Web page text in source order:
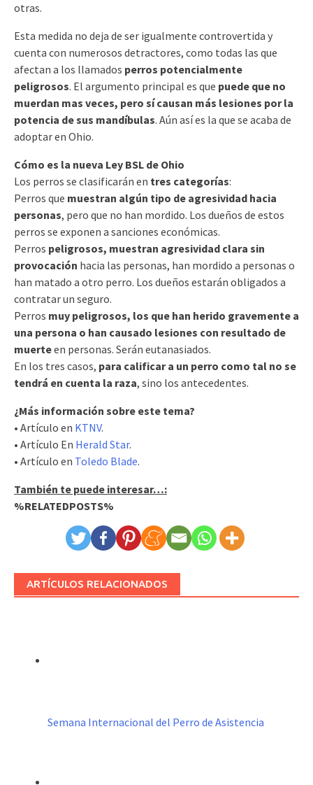
otras.
Esta medida no deja de ser igualmente controvertida y
cuenta con numerosos detractores, como todas las que
afectan a los llamados perros potencialmente
peligrosos. El argumento principal es que puede que no
muerdan mas veces, pero sí causan más lesiones por la
potencia de sus mandíbulas. Aún así es la que se acaba de
adoptar en Ohio.
Cómo es la nueva Ley BSL de Ohio
Los perros se clasificarán en tres categorías:
Perros que muestran algún tipo de agresividad hacia
personas, pero que no han mordido. Los dueños de estos
perros se exponen a sanciones económicas.
Perros peligrosos, muestran agresividad clara sin
provocación hacia las personas, han mordido a personas o
han matado a otro perro. Los dueños estarán obligados a
contratar un seguro.
Perros muy peligrosos, los que han herido gravemente a
una persona o han causado lesiones con resultado de
muerteen personas. Serán eutanasiados.
En los tres casos, para calificar a un perro como tal no se
tendrá en cuenta la raza, sino los antecedentes.
¿Más información sobre este tema?
• Artículo en KTNV.
• Artículo En Herald Star.
• Artículo en Toledo Blade.
También te puede interesar…:
%RELATEDPOSTS%
ARTÍCULOS RELACIONADOS
Semana Internacional del Perro de Asistencia